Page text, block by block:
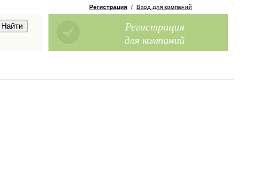
Регистрация / Вход для компаний
Регистрация
для компаний